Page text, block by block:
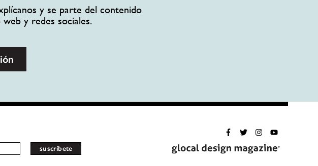
y se parte del contenido
y redes sociales.
suscríbete